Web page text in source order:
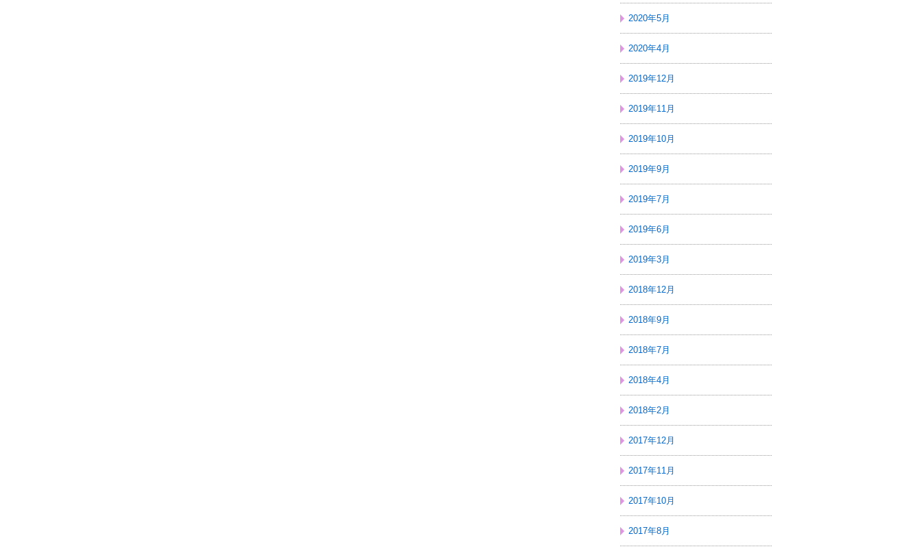
2020年5月
2020年4月
2019年12月
2019年11月
2019年10月
2019年9月
2019年7月
2019年6月
2019年3月
2018年12月
2018年9月
2018年7月
2018年4月
2018年2月
2017年12月
2017年11月
2017年10月
2017年8月